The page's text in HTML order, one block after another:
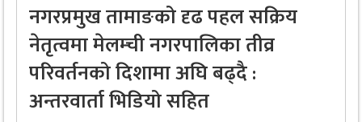
नगरप्रमुख तामाङको दृढ पहल सक्रिय
नेतृत्वमा मेलम्ची नगरपालिका तीव्र
परिवर्तनको दिशामा अघि बढ्दै :
अन्तरवार्ता भिडियो सहित